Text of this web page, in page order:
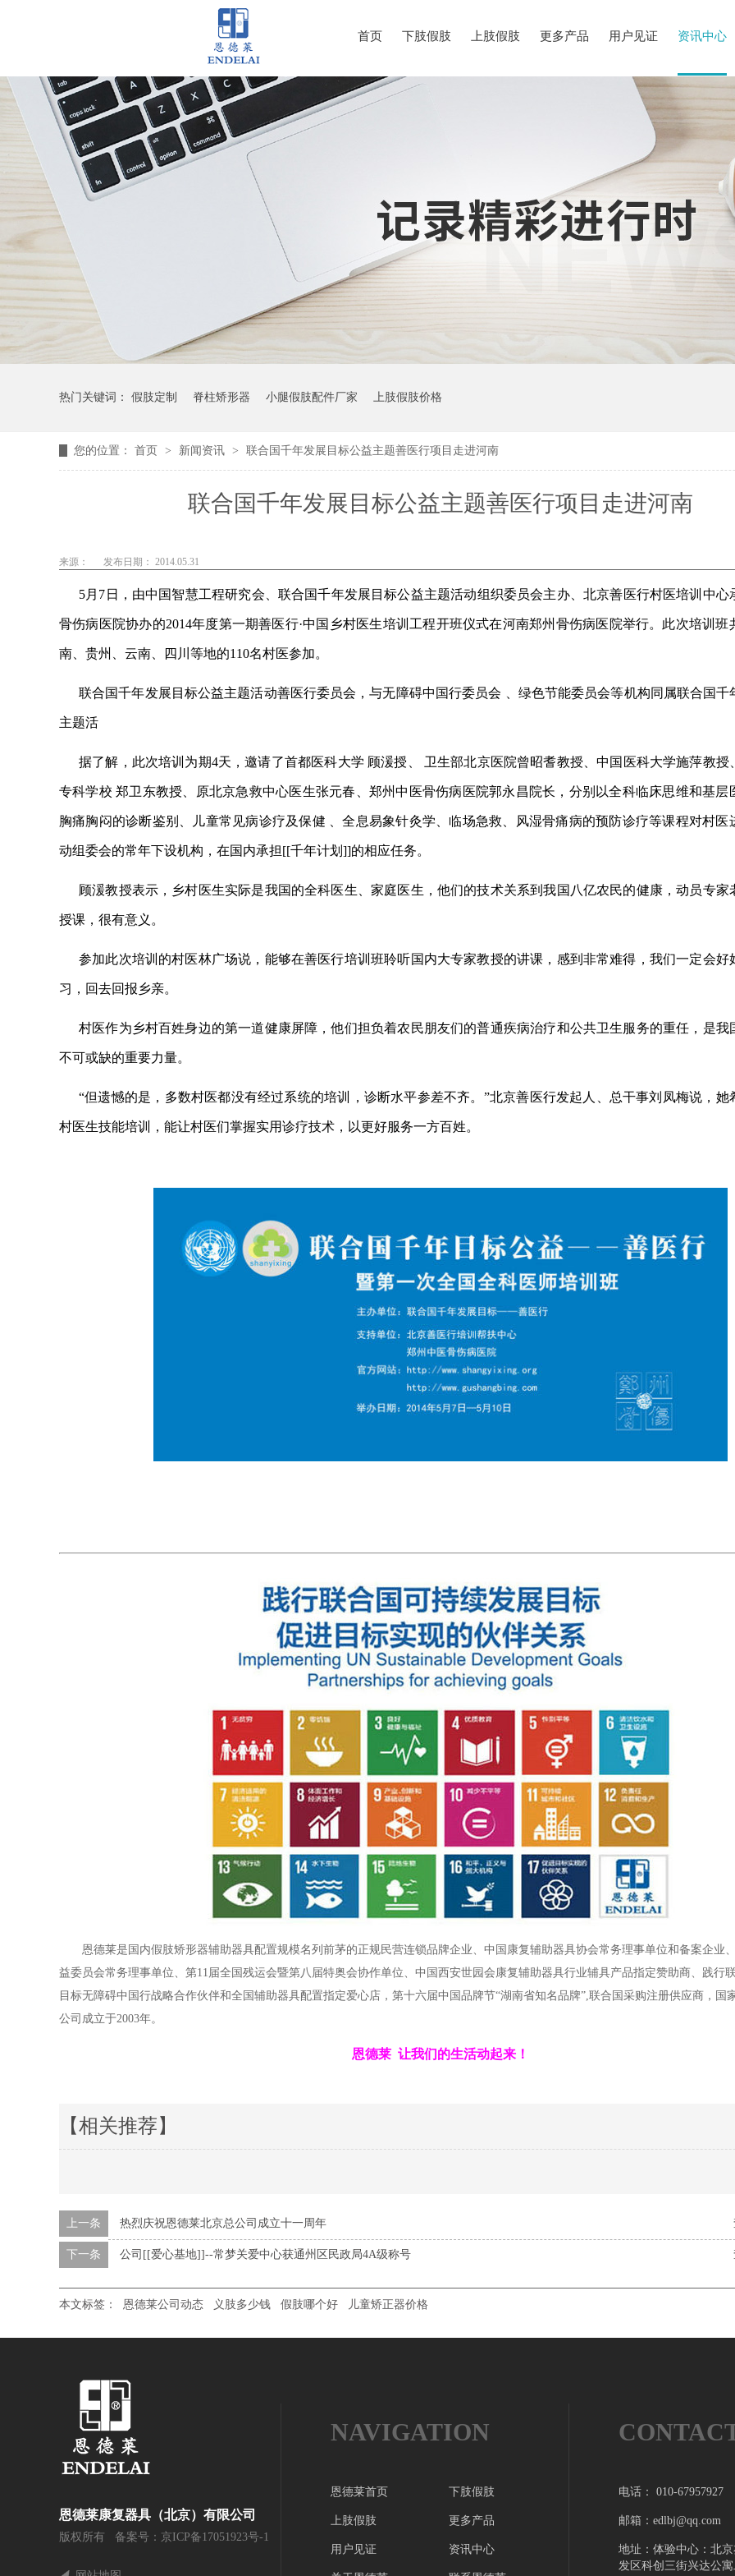
首页 下肢假肢 上肢假肢 更多产品 用户见证 资讯中心
热门关键词： 假肢定制 脊柱矫形器 小腿假肢配件厂家 上肢假肢价格
您的位置： 首页 > 新闻资讯 > 联合国千年发展目标公益主题善医行项目走进河南
联合国千年发展目标公益主题善医行项目走进河南
来源： 发布日期： 2014.05.31
5月7日，由中国智慧工程研究会、联合国千年发展目标公益主题活动组织委员会主办、北京善医行村医培训中心
骨伤病医院协办的2014年度第一期善医行·中国乡村医生培训工程开班仪式在河南郑州骨伤病医院举行。此次培训班
南、贵州、云南、四川等地的110名村医参加。
联合国千年发展目标公益主题活动善医行委员会，与无障碍中国行委员会 、绿色节能委员会等机构同属联合国
主题活
据了解，此次培训为期4天，邀请了首都医科大学 顾湲授、 卫生部北京医院曾昭耆教授、中国医科大学施萍教授
专科学校 郑卫东教授、原北京急救中心医生张元春、郑州中医骨伤病医院郭永昌院长，分别以全科临床思维和基层
胸痛胸闷的诊断鉴别、儿童常见病诊疗及保健 、全息易象针灸学、临场急救、风湿骨痛病的预防诊疗等课程对村医
动组委会的常年下设机构，在国内承担[[千年计划 ]]的相应任务。
顾湲教授表示，乡村医生实际是我国的全科医生、家庭医生，他们的技术关系到我国八亿农民的健康，动员专家
授课，很有意义。
参加此次培训的村医林广场说，能够在善医行培训班聆听国内大专家教授的讲课，感到非常难得，我们一定会好
习，回去回报乡亲。
村医作为乡村百姓身边的第一道健康屏障，他们担负着农民朋友们的普通疾病治疗和公共卫生服务的重任，是我
不可或缺的重要力量。
“但遗憾的是，多数村医都没有经过系统的培训，诊断水平参差不齐。”北京善医行发起人、总干事刘凤梅说，她
村医生技能培训，能让村医们掌握实用诊疗技术，以更好服务一方百姓。
恩德莱是国内假肢矫形器辅助器具配置规模名列前茅的正规民营连锁品牌企业、中国康复辅助器具协会常务理事单位和备案企业
益委员会常务理事单位、第11届全国残运会暨第八届特奥会协作单位、中国西安世园会康复辅助器具行业辅具产品指定赞助商、践行
目标无障碍中国行战略合作伙伴和全国辅助器具配置指定爱心店，第十六届中国品牌节“湖南省知名品牌”,联合国采购注册供应商，国
公司成立于2003年。
恩德莱 让我们的生活动起来！
【相关推荐】
上一条 热烈庆祝恩德莱北京总公司成立十一周年
下一条 公司[[爱心基地]]--常梦关爱中心获通州区民政局4A级称号
本文标签： 恩德莱公司动态 义肢多少钱 假肢哪个好 儿童矫正器价格
恩德莱康复器具（北京）有限公司
版权所有 备案号： 京ICP备17051923号-1
NAVIGATION
恩德莱首页 下肢假肢
上肢假肢 更多产品
用户见证 资讯中心
电话： 010-67957927
邮箱：edlbj@qq.com
地址：体验中心：北
发区科创三街兴达公